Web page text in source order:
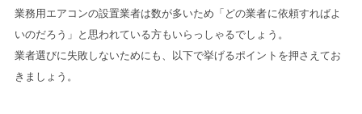
業務用エアコンの設置業者は数が多いため「どの業者に依頼すればよ
いのだろう」と思われている方もいらっしゃるでしょう。
業者選びに失敗しないためにも、以下で挙げるポイントを押さえてお
きましょう。